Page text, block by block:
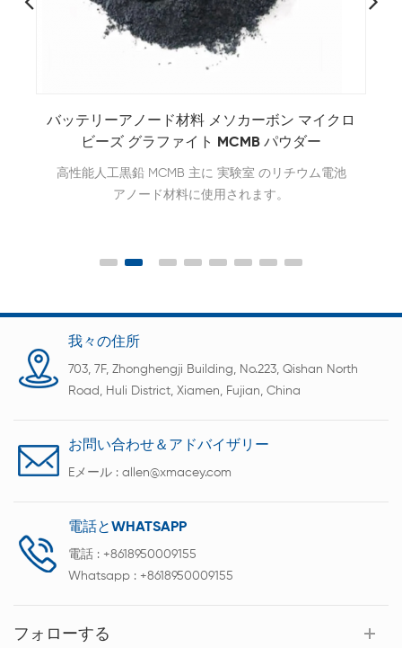
ノード材料 メソカーボン マイクロ
グラファイト MCMB パウダー
鉛 MCMB 主に 実験室 のリチウム電池
ノード材料に使用されます。
100V 300A 2CHS
ックテスト機器バ
我々の住所
703, 7F, Zhonghengji Building, No.223, Qishan North
Road, Huli District, Xiamen, Fujian, China
お問い合わせ＆アドバイザリー
Eメール : allen@xmacey.com
電話とWHATSAPP
電話 : +8618950009155
Whatsapp : +8618950009155
フォローする